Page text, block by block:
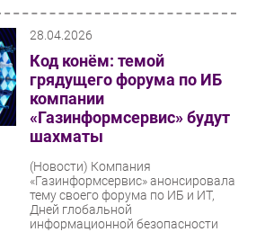
28.04.2026
Код конём: темой
грядущего форума по ИБ
компании
«Газинформсервис» будут
шахматы
(Новости) Компания
«Газинформсервис» анонсировала
тему своего форума по ИБ и ИТ,
Дней глобальной
информационной безопасности